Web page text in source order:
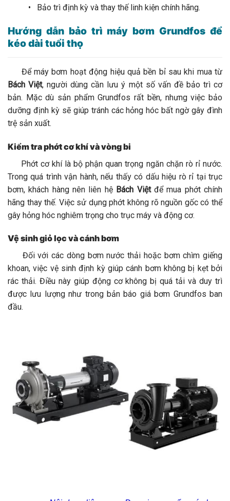
• Bảo trì định kỳ và thay thế linh kiện chính hãng.
Hướng dẫn bảo trì máy bơm Grundfos để
kéo dài tuổi thọ
Để máy bơm hoạt động hiệu quả bền bỉ sau khi mua từ
Bách Việt, người dùng cần lưu ý một số vấn đề bảo trì cơ
bản. Mặc dù sản phẩm Grundfos rất bền, nhưng việc bảo
dưỡng định kỳ sẽ giúp tránh các hỏng hóc bất ngờ gây đình
trệ sản xuất.
Kiểm tra phớt cơ khí và vòng bi
Phớt cơ khí là bộ phận quan trọng ngăn chặn rò rỉ nước.
Trong quá trình vận hành, nếu thấy có dấu hiệu rò rỉ tại trục
bơm, khách hàng nên liên hệ Bách Việtđể mua phớt chính
hãng thay thế. Việc sử dụng phớt không rõ nguồn gốc có thể
gây hỏng hóc nghiêm trọng cho trục máy và động cơ.
Vệ sinh giỏ lọc và cánh bơm
Đối với các dòng bơm nước thải hoặc bơm chìm giếng
khoan, việc vệ sinh định kỳ giúp cánh bơm không bị kẹt bởi
rác thải. Điều này giúp động cơ không bị quá tải và duy trì
được lưu lượng như trong bản báo giá bơm Grundfos ban
đầu.